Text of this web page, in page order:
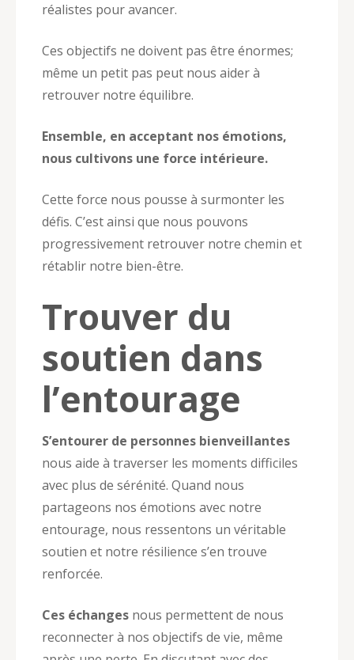
réalistes pour avancer.
Ces objectifs ne doivent pas être énormes;
même un petit pas peut nous aider à
retrouver notre équilibre.
Ensemble, en acceptant nos émotions,
nous cultivons une force intérieure.
Cette force nous pousse à surmonter les
défis. C’est ainsi que nous pouvons
progressivement retrouver notre chemin et
rétablir notre bien-être.
Trouver du
soutien dans
l’entourage
S’entourer de personnes bienveillantes
nous aide à traverser les moments difficiles
avec plus de sérénité. Quand nous
partageons nos émotions avec notre
entourage, nous ressentons un véritable
soutien et notre résilience s’en trouve
renforcée.
Ces échanges nous permettent de nous
reconnecter à nos objectifs de vie, même